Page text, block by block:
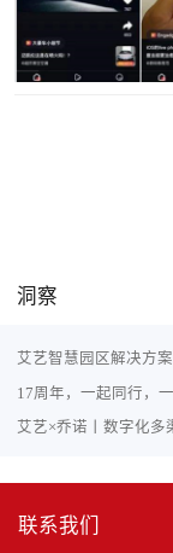
洞察
艾艺智慧园区解决方
17周年，一起同行，
艾艺×乔诺丨数字化
联系我们